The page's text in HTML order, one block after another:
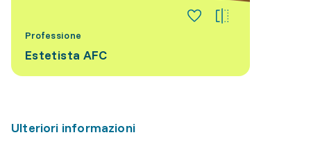
Professione
Estetista AFC
Ulteriori informazioni